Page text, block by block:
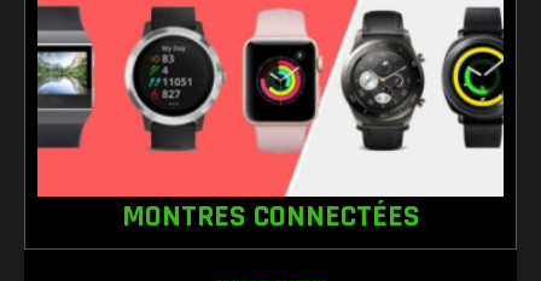
MONTRES CONNECTÉES